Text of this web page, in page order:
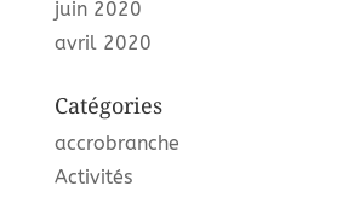
juin 2020
avril 2020
Catégories
accrobranche
Activités